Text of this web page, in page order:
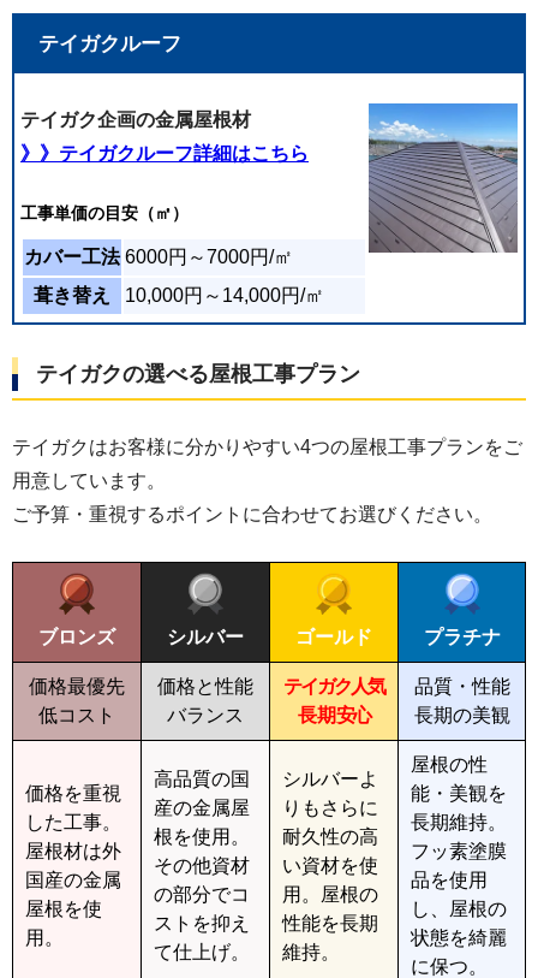
ました。内装は内装のプロを手配いただき、ま
た、追加の要望にも柔軟に快諾いただきました。
テイガクルーフ
テイガク企画の金属屋根材
》》テイガクルーフ詳細はこちら
工事単価の目安（㎡）
カバー工法 6000円～7000円/㎡
葺き替え
10,000円～14,000円/㎡
テイガクの選べる屋根工事プラン
テイガクはお客様に分かりやすい4つの屋根工事プランをご
用意しています。
ご予算・重視するポイントに合わせてお選びください。
ブロンズ シルバー ゴールド プラチナ
価格最優先
低コスト
価格と性能
バランス
テイガク人気
長期安心
品質・性能
長期の美観
価格を重視
した工事。
屋根材は外
国産の金属
屋根を使
用。
高品質の国
産の金属屋
根を使用。
その他資材
の部分でコ
ストを抑え
て仕上げ。
シルバーよ
りもさらに
耐久性の高
い資材を使
用。屋根の
性能を長期
維持。
屋根の性
能・美観を
長期維持。
フッ素塗膜
品を使用
し、屋根の
状態を綺麗
に保つ。